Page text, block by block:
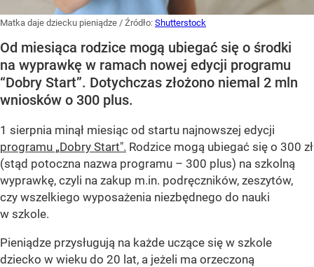
Matka daje dziecku pieniądze / Źródło: Shutterstock
Od miesiąca rodzice mogą ubiegać się o środki
na wyprawkę w ramach nowej edycji programu
“Dobry Start”. Dotychczas złożono niemal 2 mln
wniosków o 300 plus.
1 sierpnia minął miesiąc od startu najnowszej edycji
programu „Dobry Start". Rodzice mogą ubiegać się o 300 zł
(stąd potoczna nazwa programu – 300 plus) na szkolną
wyprawkę, czyli na zakup m.in. podręczników, zeszytów,
czy wszelkiego wyposażenia niezbędnego do nauki
w szkole.
Pieniądze przysługują na każde uczące się w szkole
dziecko w wieku do 20 lat, a jeżeli ma orzeczoną